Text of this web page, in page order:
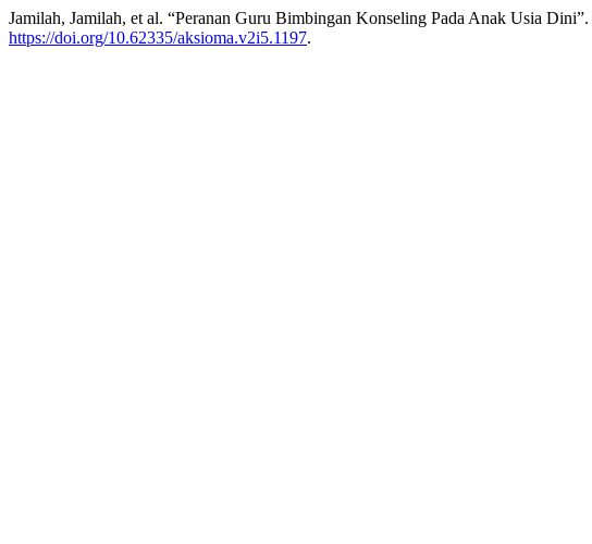
Jamilah, Jamilah, et al. “Peranan Guru Bimbingan Konseling Pada Anak Usia Dini”.
https://doi.org/10.62335/aksioma.v2i5.1197.